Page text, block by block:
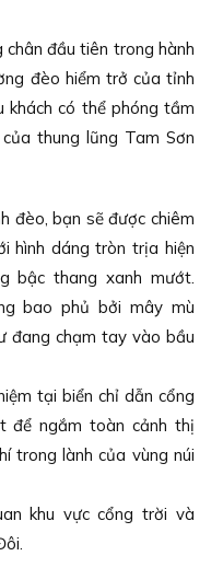
đầu tiên trong hành
đèo hiểm trở của tỉnh
có thể phóng tầm
thung lũng Tam Sơn
đèo, bạn sẽ được chiêm
hình dáng tròn trịa hiện
bậc thang xanh mướt.
bao phủ bởi mây mù
đang chạm tay vào bầu
tại biển chỉ dẫn cổng
để ngắm toàn cảnh thị
trong lành của vùng núi
khu vực cổng trời và